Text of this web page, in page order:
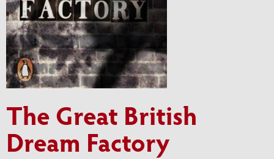
The Great British
Dream Factory